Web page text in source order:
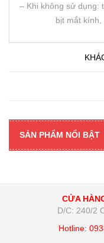
– Khi không sử dụng:
bịt mắt kính,
SẢN PHẨM NỔI BẬT
CỬA
D/C: 240/2
Hotline: